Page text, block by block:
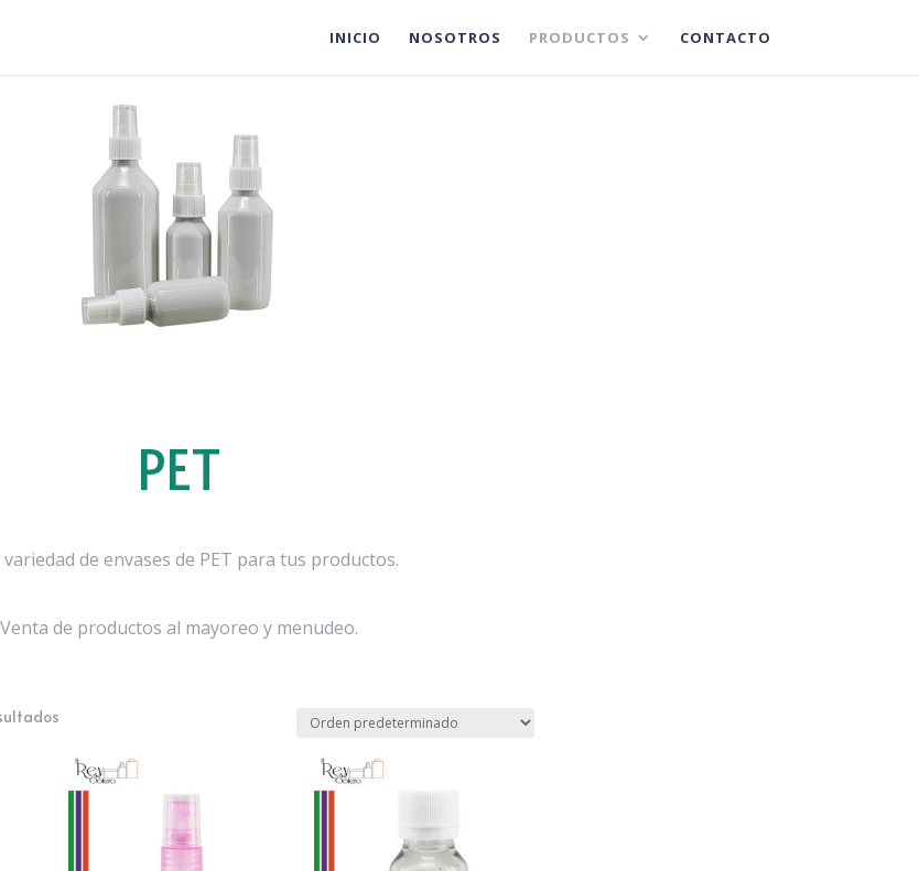
INICIO NOSOTROS PRODUCTOS CONTACTO
PET
de envases de PET para tus productos.
Venta de productos al mayoreo y menudeo.